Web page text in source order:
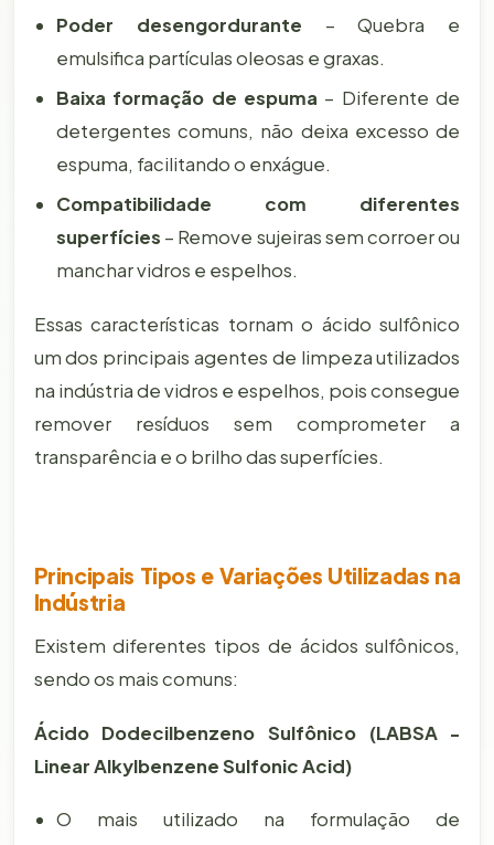
Poder desengordurante – Quebra e
emulsifica partículas oleosas e graxas.
Baixa formação de espuma – Diferente de
detergentes comuns, não deixa excesso de
espuma, facilitando o enxágue.
Compatibilidade com diferentes
superfícies – Remove sujeiras sem corroer ou
manchar vidros e espelhos.
Essas características tornam o ácido sulfônico
um dos principais agentes de limpeza utilizados
na indústria de vidros e espelhos, pois consegue
remover resíduos sem comprometer a
transparência e o brilho das superfícies.
Principais Tipos e Variações Utilizadas na
Indústria
Existem diferentes tipos de ácidos sulfônicos,
sendo os mais comuns:
Ácido Dodecilbenzeno Sulfônico (LABSA -
Linear Alkylbenzene Sulfonic Acid)
O mais utilizado na formulação de